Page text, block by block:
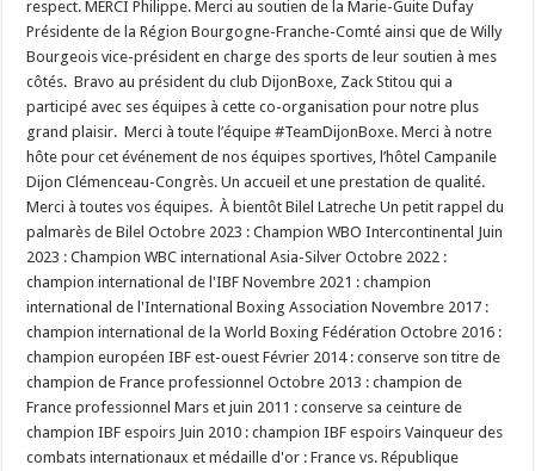
respect. MERCI Philippe. Merci au soutien de la Marie-Guite Dufay
Présidente de la Région Bourgogne-Franche-Comté ainsi que de Willy
Bourgeois vice-président en charge des sports de leur soutien à mes
côtés. Bravo au président du club DijonBoxe, Zack Stitou qui a
participé avec ses équipes à cette co-organisation pour notre plus
grand plaisir. Merci à toute l’équipe #TeamDijonBoxe. Merci à notre
hôte pour cet événement de nos équipes sportives, l’hôtel Campanile
Dijon Clémenceau-Congrès. Un accueil et une prestation de qualité.
Merci à toutes vos équipes. À bientôt Bilel Latreche Un petit rappel du
palmarès de Bilel Octobre 2023 : Champion WBO Intercontinental Juin
2023 : Champion WBC international Asia-Silver Octobre 2022 :
champion international de l'IBF Novembre 2021 : champion
international de l'International Boxing Association Novembre 2017 :
champion international de la World Boxing Fédération Octobre 2016 :
champion européen IBF est-ouest Février 2014 : conserve son titre de
champion de France professionnel Octobre 2013 : champion de
France professionnel Mars et juin 2011 : conserve sa ceinture de
champion IBF espoirs Juin 2010 : champion IBF espoirs Vainqueur des
combats internationaux et médaille d'or : France vs. République